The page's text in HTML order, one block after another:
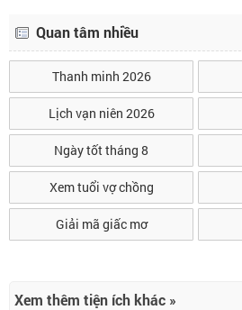
Quan tâm nhiều
Thanh minh 2026
Lịch vạn niên 2026
Ngày tốt tháng 8
Xem tuổi vợ chồng
Giải mã giấc mơ
Xem thêm tiện ích khác »